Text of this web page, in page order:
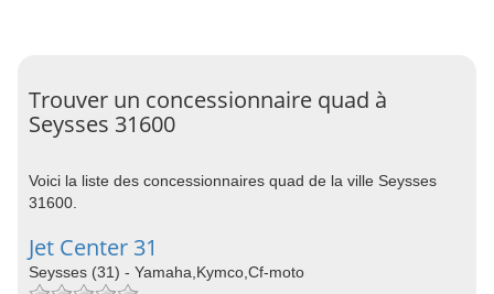
Trouver un concessionnaire quad à
Seysses 31600
Voici la liste des concessionnaires quad de la ville Seysses
31600.
Jet Center 31
Seysses (31) - Yamaha,Kymco,Cf-moto